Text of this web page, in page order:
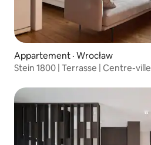
Appartement · Wrocław
Stein 1800 | Terrasse | Centre-ville